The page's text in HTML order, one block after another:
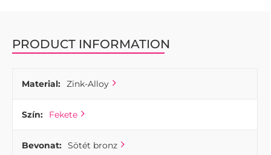
PRODUCT INFORMATION
Material: Zink-Alloy
Szín: Fekete
Bevonat: Sötét bronz